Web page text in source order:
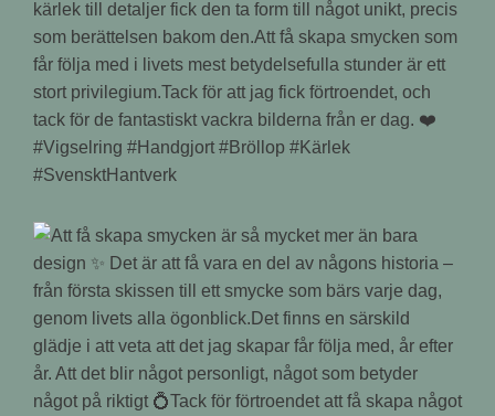
kärlek till detaljer fick den ta form till något unikt, precis
som berättelsen bakom den.Att få skapa smycken som
får följa med i livets mest betydelsefulla stunder är ett
stort privilegium.Tack för att jag fick förtroendet, och
tack för de fantastiskt vackra bilderna från er dag. ❤️
#Vigselring #Handgjort #Bröllop #Kärlek
#SvensktHantverk